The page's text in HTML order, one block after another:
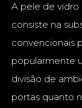
A pele de vidro
consiste na
convencionais
popularmente
divisão de
portas quanto